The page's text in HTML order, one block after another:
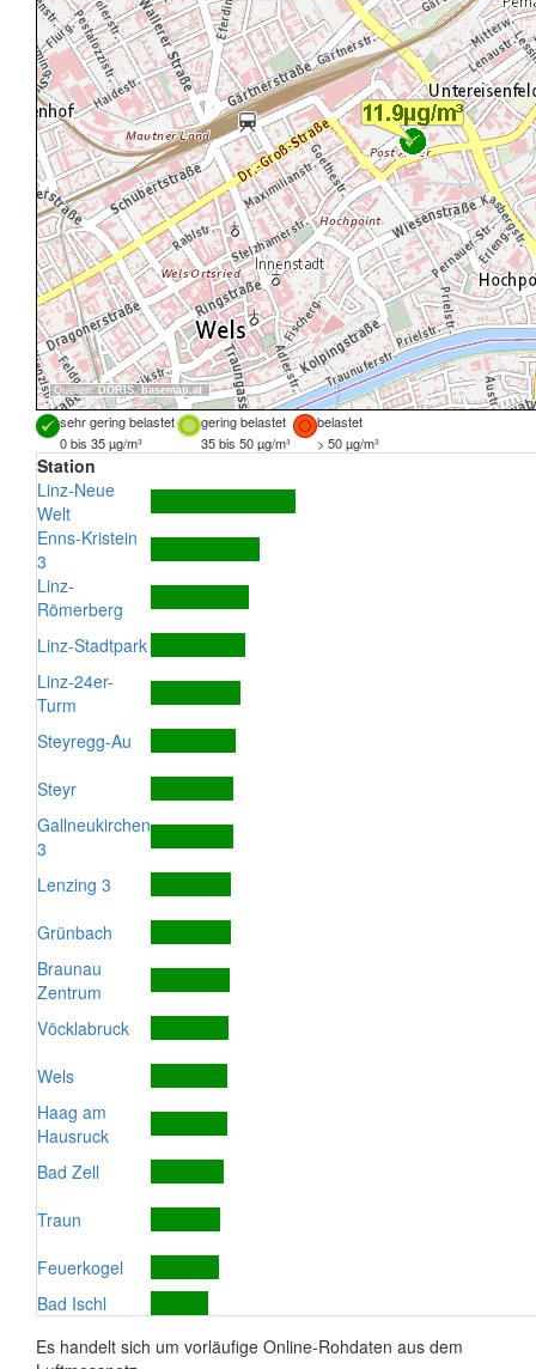
Quellen: DORIS, basemap.at
sehr gering belastet gering belastet
belastet
0 bis 35 µg/m³
35 bis 50 µg/m³ > 50 µg/m³
Station
Linz-Neue
Welt
Enns-Kristein
3
Linz-
Römerberg
Linz-Stadtpark
Linz-24er-
Turm
Steyregg-Au
Steyr
Gallneukirchen
3
Lenzing 3
Grünbach
Braunau
Zentrum
Vöcklabruck
Wels
Haag am
Hausruck
Bad Zell
Traun
Feuerkogel
Bad Ischl
Es handelt sich um vorläufige Online-Rohdaten aus dem